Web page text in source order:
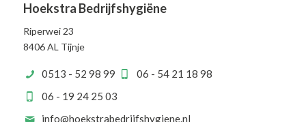
Hoekstra Bedrijfshygiëne
Riperwei 23
8406 AL Tijnje
0513 - 52 98 99
06 - 54 21 18 98
06 - 19 24 25 03
info@hoekstrabedrijfshygiene.nl